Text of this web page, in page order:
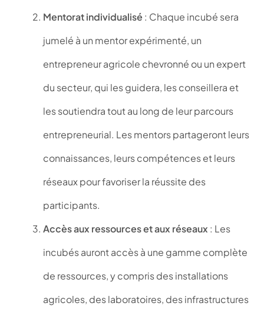
Mentorat individualisé : Chaque incubé sera
jumelé à un mentor expérimenté, un
entrepreneur agricole chevronné ou un expert
du secteur, qui les guidera, les conseillera et
les soutiendra tout au long de leur parcours
entrepreneurial. Les mentors partageront leurs
connaissances, leurs compétences et leurs
réseaux pour favoriser la réussite des
participants.
Accès aux ressources et aux réseaux : Les
incubés auront accès à une gamme complète
de ressources, y compris des installations
agricoles, des laboratoires, des infrastructures